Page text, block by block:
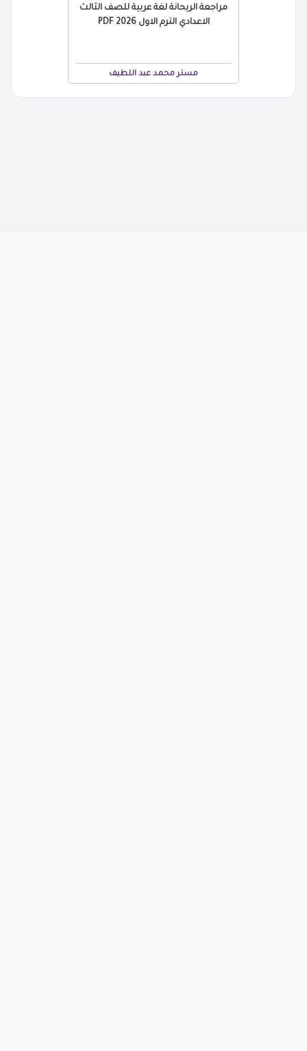
مراجعة الريحانة لغة عربية للصف الثالث
الاعدادي الترم الاول 2026 PDF
مستر محمد عبد اللطيف